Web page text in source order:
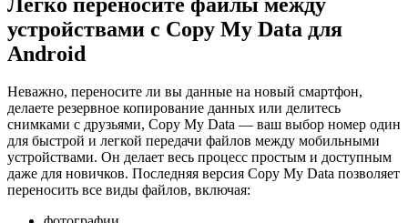
устройствами с Copy My Data для
Android
Неважно, переносите ли вы данные на новый смартфон,
делаете резервное копирование данных или делитесь
снимками с друзьями, Copy My Data — ваш выбор номер один
для быстрой и легкой передачи файлов между мобильными
устройствами. Он делает весь процесс простым и доступным
даже для новичков. Последняя версия Copy My Data позволяет
переносить все виды файлов, включая: